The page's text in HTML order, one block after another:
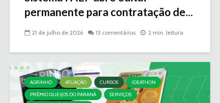
permanente para contratação de...
21 de julho de 2026 13 comentários 2 min. leitura
AGRINHO ATUAÇÃO CURSOS
IDEATHON
PRÊMIO QUEIJOS DO PARANÁ
SERVIÇOS